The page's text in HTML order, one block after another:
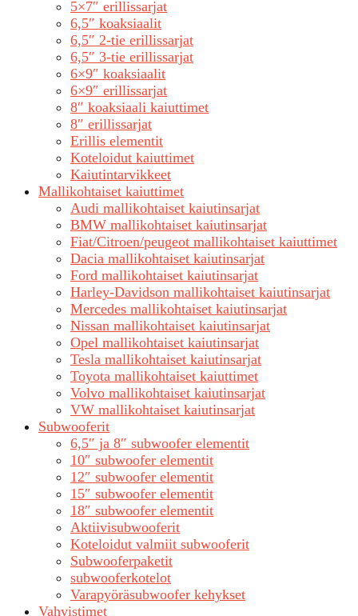
5×7″ erillissarjat
6,5″ koaksiaalit
6,5″ 2-tie erillissarjat
6,5″ 3-tie erillissarjat
6×9″ koaksiaalit
6×9″ erillissarjat
8″ koaksiaali kaiuttimet
8″ erillissarjat
Erillis elementit
Koteloidut kaiuttimet
Kaiutintarvikkeet
Mallikohtaiset kaiuttimet
Audi mallikohtaiset kaiutinsarjat
BMW mallikohtaiset kaiutinsarjat
Fiat/Citroen/peugeot mallikohtaiset kaiuttimet
Dacia mallikohtaiset kaiutinsarjat
Ford mallikohtaiset kaiutinsarjat
Harley-Davidson mallikohtaiset kaiutinsarjat
Mercedes mallikohtaiset kaiutinsarjat
Nissan mallikohtaiset kaiutinsarjat
Opel mallikohtaiset kaiutinsarjat
Tesla mallikohtaiset kaiutinsarjat
Toyota mallikohtaiset kaiuttimet
Volvo mallikohtaiset kaiutinsarjat
VW mallikohtaiset kaiutinsarjat
Subwooferit
6,5″ ja 8″ subwoofer elementit
10″ subwoofer elementit
12″ subwoofer elementit
15″ subwoofer elementit
18″ subwoofer elementit
Aktiivisubwooferit
Koteloidut valmiit subwooferit
Subwooferpaketit
subwooferkotelot
Varapyöräsubwoofer kehykset
Vahvistimet